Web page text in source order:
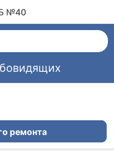
№40
ремонта